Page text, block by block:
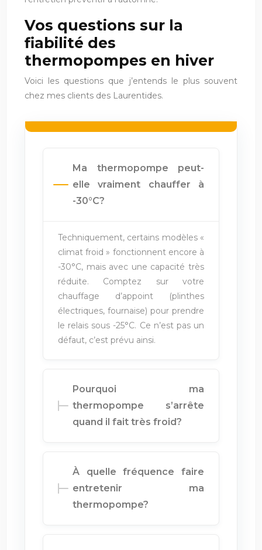
Vos questions sur la
fiabilité des
thermopompes en hiver
Voici les questions que j’entends le plus souvent
chez mes clients des Laurentides.
Ma thermopompe peut-
elle vraiment chauffer à
-30°C?
Techniquement, certains modèles «
climat froid » fonctionnent encore à
-30°C, mais avec une capacité très
réduite. Comptez sur votre
chauffage d’appoint (plinthes
électriques, fournaise) pour prendre
le relais sous -25°C. Ce n’est pas un
défaut, c’est prévu ainsi.
Pourquoi ma
thermopompe s’arrête
quand il fait très froid?
À quelle fréquence faire
entretenir ma
thermopompe?